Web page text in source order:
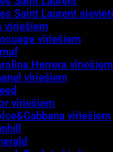
Saint Laurent
vīriešiem
vīriešiem
Herrera vīriešiem
vīriešiem
vīriešiem
vīriešiem